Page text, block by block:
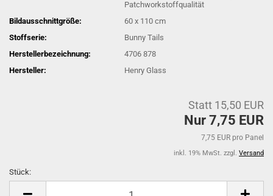
Patchworkstoffqualität
Bildausschnittgröße:
60 x 110 cm
Stoffserie:
Bunny Tails
Herstellerbezeichnung:
4706 878
Hersteller:
Henry Glass
Statt 15,50 EUR
Nur 7,75 EUR
7,75 EUR pro Panel
inkl. 19% MwSt. zzgl. Versand
Stück: